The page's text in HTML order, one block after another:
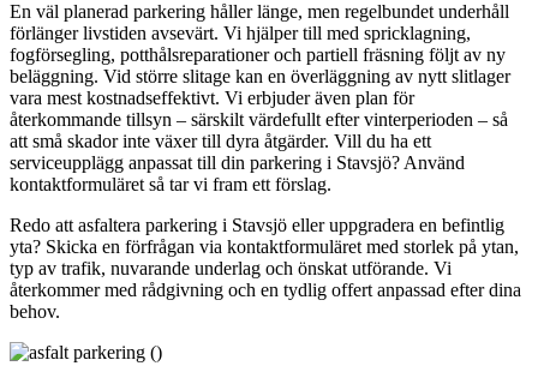
En väl planerad parkering håller länge, men regelbundet underhåll
förlänger livstiden avsevärt. Vi hjälper till med spricklagning,
fogförsegling, potthålsreparationer och partiell fräsning följt av ny
beläggning. Vid större slitage kan en överläggning av nytt slitlager
vara mest kostnadseffektivt. Vi erbjuder även plan för
återkommande tillsyn – särskilt värdefullt efter vinterperioden – så
att små skador inte växer till dyra åtgärder. Vill du ha ett
serviceupplägg anpassat till din parkering i Stavsjö? Använd
kontaktformuläret så tar vi fram ett förslag.
Redo att asfaltera parkering i Stavsjö eller uppgradera en befintlig
yta? Skicka en förfrågan via kontaktformuläret med storlek på ytan,
typ av trafik, nuvarande underlag och önskat utförande. Vi
återkommer med rådgivning och en tydlig offert anpassad efter dina
behov.